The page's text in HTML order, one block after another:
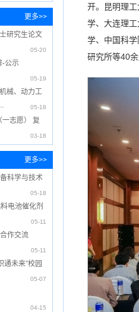
更多>>
05-20
研究生论文
05-19
-公示
05-18
械、动力工
03-18
志愿） 复
更多>>
05-18
科学与技术
05-11
电池催化剂
05-11
作交流
05-07
通未来”校园
04-15
开。昆明理
学、大连理
学、中国科
研究所等40